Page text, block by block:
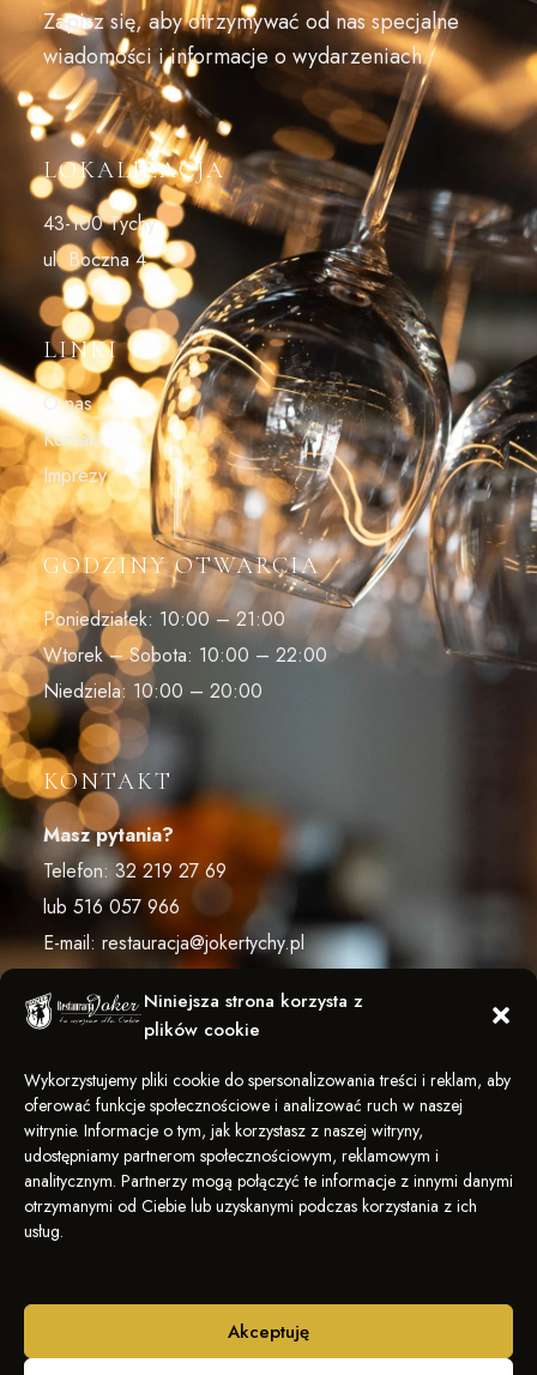
Niniejsza strona korzysta z
plików cookie
Wykorzystujemy pliki cookie do spersonalizowania treści i reklam, aby
oferować funkcje społecznościowe i analizować ruch w naszej
witrynie. Informacje o tym, jak korzystasz z naszej witryny,
udostępniamy partnerom społecznościowym, reklamowym i
analitycznym. Partnerzy mogą połączyć te informacje z innymi danymi
otrzymanymi od Ciebie lub uzyskanymi podczas korzystania z ich
usług.
Akceptuję
Zapisz się, aby otrzymywać od nas specjalne
wiadomości i informacje o wydarzeniach
LOKALIZACJA
43-100 Tychy
ul. Boczna 4
LINKI
O nas
Kontakt
Imprezy
GODZINY OTWARCIA
Poniedziałek: 10:00 – 21:00
Wtorek – Sobota: 10:00 – 22:00
Niedziela: 10:00 – 20:00
KONTAKT
Masz pytania?
Telefon: 32 219 27 69
lub 516 057 966
E-mail: restauracja@jokertychy.pl
ŚLEDŹ NAS
NEWSLETTER